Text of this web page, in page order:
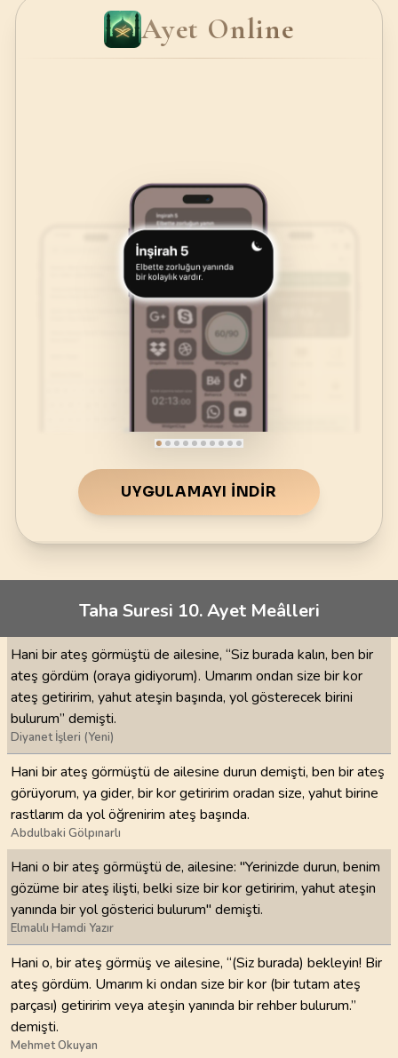
Ayet Online
UYGULAMAYI İNDIR
Taha Suresi 10. Ayet Meâlleri
Hani bir ateş görmüştü de ailesine, “Siz burada kalın, ben bir
ateş gördüm (oraya gidiyorum). Umarım ondan size bir kor
ateş getiririm, yahut ateşin başında, yol gösterecek birini
bulurum” demişti.
Diyanet İşleri (Yeni)
Hani bir ateş görmüştü de ailesine durun demişti, ben bir ateş
görüyorum, ya gider, bir kor getiririm oradan size, yahut birine
rastlarım da yol öğrenirim ateş başında.
Abdulbaki Gölpınarlı
Hani o bir ateş görmüştü de, ailesine: "Yerinizde durun, benim
gözüme bir ateş ilişti, belki size bir kor getiririm, yahut ateşin
yanında bir yol gösterici bulurum" demişti.
Elmalılı Hamdi Yazır
Hani o, bir ateş görmüş ve ailesine, “(Siz burada) bekleyin! Bir
ateş gördüm. Umarım ki ondan size bir kor (bir tutam ateş
parçası) getiririm veya ateşin yanında bir rehber bulurum.”
demişti.
Mehmet Okuyan